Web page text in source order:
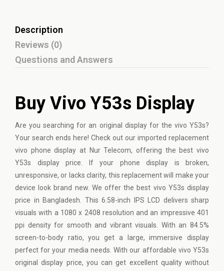
Description
Reviews (0)
Questions and Answers
Buy Vivo Y53s Display
Are you searching for an original display for the vivo Y53s?
Your search ends here! Check out our imported replacement
vivo phone display at Nur Telecom, offering the best vivo
Y53s display price. If your phone display is broken,
unresponsive, or lacks clarity, this replacement will make your
device look brand new. We offer the best vivo Y53s display
price in Bangladesh. This 6.58-inch IPS LCD delivers sharp
visuals with a 1080 x 2408 resolution and an impressive 401
ppi density for smooth and vibrant visuals. With an 84.5%
screen-to-body ratio, you get a large, immersive display
perfect for your media needs. With our affordable vivo Y53s
original display price, you can get excellent quality without